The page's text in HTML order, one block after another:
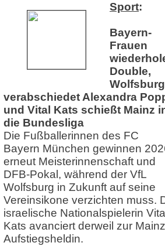
Sport:
Bayern-
Frauen
Double,
Wolfsburg
verabschiedet Alexandra
und Vital Kats schießt Mainz
die Bundesliga
Die Fußballerinnen des FC
Bayern München gewinnen
erneut Meisterinnenschaft und
DFB-Pokal, während der VfL
Wolfsburg in Zukunft auf seine
Vereinsikone verzichten muss.
israelische Nationalspielerin
Kats avanciert derweil zur
Aufstiegsheldin.